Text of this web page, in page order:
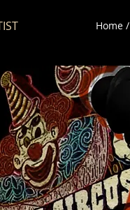
Home /